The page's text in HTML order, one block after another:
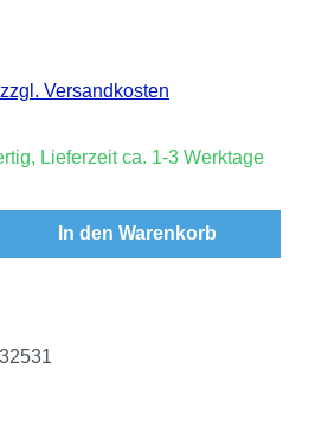
Versandkosten
Lieferzeit ca. 1-3 Werktage
Gib den gewünschten
In den Warenkorb